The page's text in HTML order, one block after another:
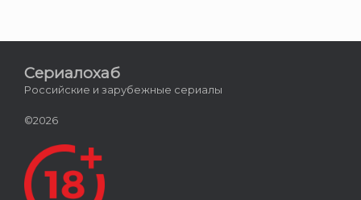
Сериалохаб
Российские и зарубежные сериалы
©2026